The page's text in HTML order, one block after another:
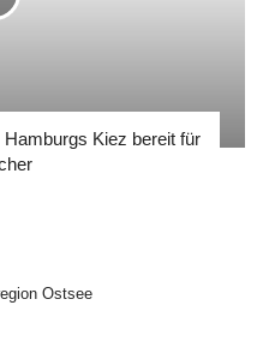
Kiez bereit für
Ostsee